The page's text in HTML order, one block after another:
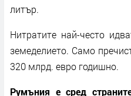
литър.
Нитратите най-често
земеделието. Само
320 млрд. евро годишно.
Румъния е сред